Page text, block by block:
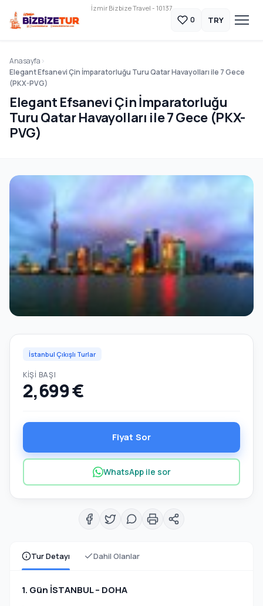
İzmir Bizbize Travel - 10137
0 TRY
Anasayfa
Elegant Efsanevi Çin İmparatorluğu Turu Qatar Havayolları ile 7 Gece
(PKX-PVG)
Elegant Efsanevi Çin İmparatorluğu
Turu Qatar Havayolları ile 7 Gece (PKX-
PVG)
Tur Detayı Dahil Olanlar
1. Gün İSTANBUL – DOHA
İstanbul Çıkışlı Turlar
KIŞI BAŞI
2,699 €
Fiyat Sor
WhatsApp ile sor